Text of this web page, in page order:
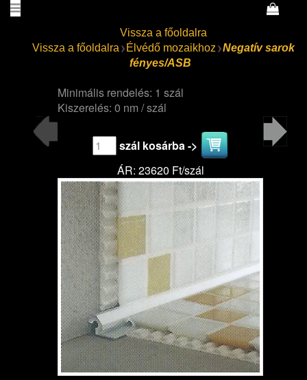
Vissza a főoldalra
Vissza a főoldalra
Élvédő mozaikhoz
Negatív sarok
fényes/ASB
Minimális rendelés: 1 szál
Kiszerelés: 0 nm / szál
szál kosárba ->
ÁR: 23620 Ft/szál